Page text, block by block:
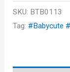
SKU: BTB0113
Tag: #Babycute